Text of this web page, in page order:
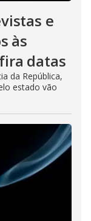
e
às
datas
da República,
estado vão